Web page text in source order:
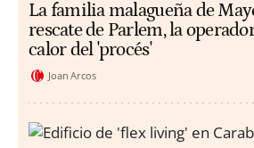
La familia malagueña de
rescate de Parlem, la
calor del 'procés'
Joan Arcos